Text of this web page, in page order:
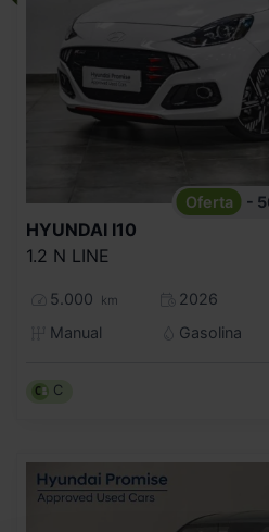
-
HYUNDAI I10
1.2 N LINE
5.000 km
2026
Manual
Gasolina
C